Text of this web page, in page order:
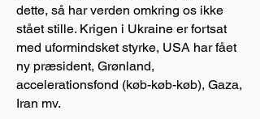
dette, så har verden omkring os ikke
stået stille. Krigen i Ukraine er fortsat
med uformindsket styrke, USA har fået
ny præsident, Grønland,
accelerationsfond (køb-køb-køb), Gaza,
Iran mv.